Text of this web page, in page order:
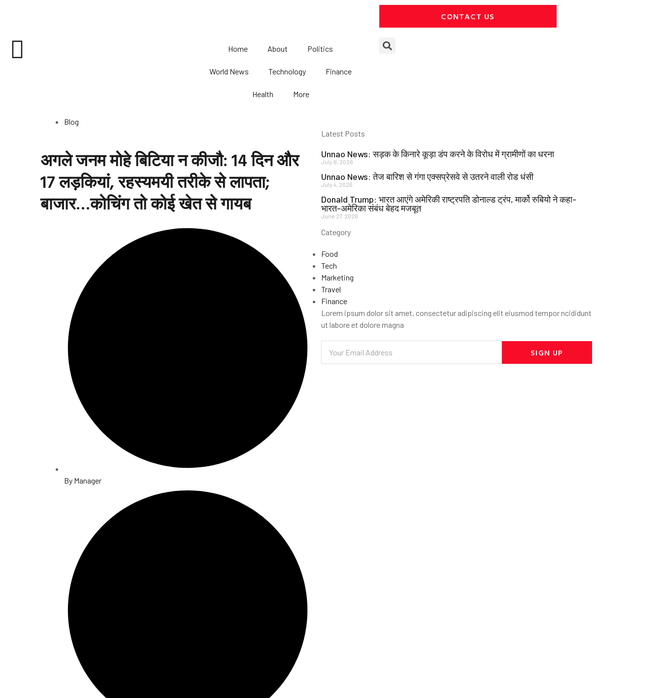
CONTACT US
Home About Politics
World News Technology Finance
Health More
Search
Blog
अगले जनम मोहे बिटिया न कीजौ: 14 दिन और
17 लड़कियां, रहस्यमयी तरीके से लापता;
बाजार…कोचिंग तो कोई खेत से गायब
By Manager
Latest Posts
Unnao News: सड़क के किनारे कूड़ा डंप करने के विरोध में ग्रामीणों का धरना
July 6, 2026
Unnao News: तेज बारिश से गंगा एक्सप्रेसवे से उतरने वाली रोड धंसी
July 4, 2026
Donald Trump: भारत आएंगे अमेरिकी राष्ट्रपति डोनाल्ड ट्रंप, मार्को रुबियो ने कहा-
भारत-अमेरिका संबंध बेहद मजबूत
June 27, 2026
Category
Food
Tech
Marketing
Travel
Finance
Lorem ipsum dolor sit amet, consectetur adipiscing elit eiusmod tempor ncididunt
ut labore et dolore magna
Email SIGN UP